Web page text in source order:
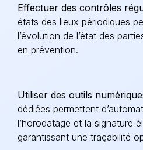
Effectuer des contrôles
états des lieux périodiques
l’évolution de l’état des
en prévention.
Utiliser des outils
dédiées permettent
l’horodatage et la signature
garantissant une traçabilité